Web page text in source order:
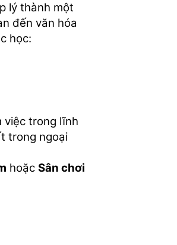
lý thành một
đến văn hóa
học:
việc trong lĩnh
trong ngoại
hoặc Sân chơi